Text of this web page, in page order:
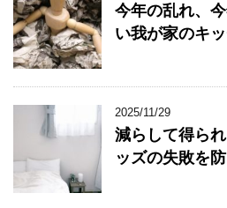
今年の乱れ、
い我が家のキ
2025/11/29
減らして得ら
ッズの失敗を